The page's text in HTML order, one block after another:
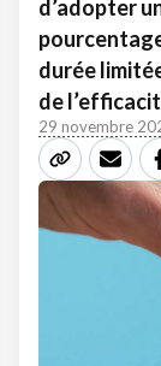
d’adopter
durée
de
29 novembre